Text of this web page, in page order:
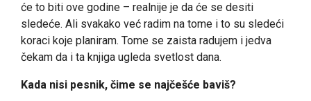
će to biti ove godine – realnije je da će se desiti
sledeće. Ali svakako već radim na tome i to su sledeći
koraci koje planiram. Tome se zaista radujem i jedva
čekam da i ta knjiga ugleda svetlost dana.
Kada nisi pesnik, čime se najčešće baviš?